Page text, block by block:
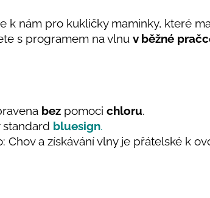
k nám pro kukličky maminky, které
s programem na vlnu v běžné
bez pomoci chloru.
standard bluesign.
Chov a získávání vlny je přátelské k